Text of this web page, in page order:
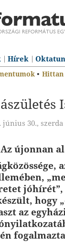
Hírek
• Hittan
június 30., szerda
Az újonnan
jóhírét”,
hogy
az